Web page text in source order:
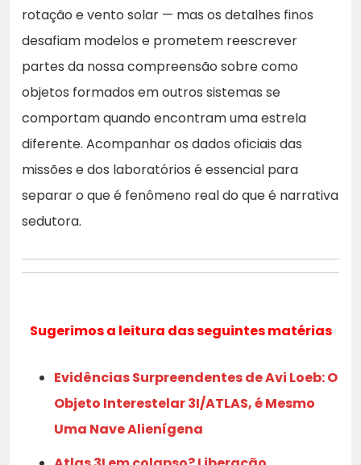
rotação e vento solar — mas os detalhes finos
desafiam modelos e prometem reescrever
partes da nossa compreensão sobre como
objetos formados em outros sistemas se
comportam quando encontram uma estrela
diferente. Acompanhar os dados oficiais das
missões e dos laboratórios é essencial para
separar o que é fenômeno real do que é narrativa
sedutora.
Sugerimos a leitura das seguintes matérias
Evidências Surpreendentes de Avi Loeb: O
Objeto Interestelar 3I/ATLAS, é Mesmo
Uma Nave Alienígena